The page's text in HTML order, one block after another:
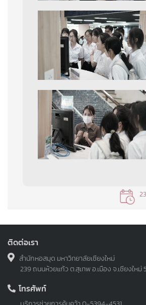
ติดต่อเรา
สำนักหอสมุด มหาวิทยาลัยเชียงใหม่
239 ถนนห้วยแก้ว ต.สุเทพ อ.เมือง จ.เชียงใหม่
โทรศัพท์